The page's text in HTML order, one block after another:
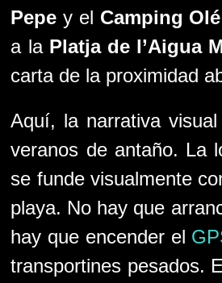
Pepe y el Camping Olé
a la Platja de l’Aigua
carta de la proximidad
Aquí, la narrativa
veranos de antaño. La
se funde visualmente
playa. No hay que
hay que encender el
transportines pesados.